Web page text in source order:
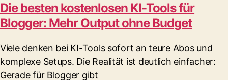
Die besten kostenlosen KI-Tools für
Blogger: Mehr Output ohne Budget
Viele denken bei KI-Tools sofort an teure Abos und
komplexe Setups. Die Realität ist deutlich einfacher:
Gerade für Blogger gibt